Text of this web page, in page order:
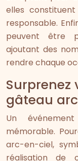
elles
responsable.
peuvent être
ajoutant des
rendre chaque
Surprenez
gâteau
Un
mémorable.
arc-en-ciel,
réalisation de